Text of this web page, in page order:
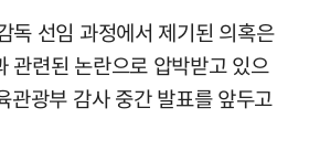
독 선임 과정에서 제기된 의혹은
관련된 논란으로 압박받고 있으
관광부 감사 중간 발표를 앞두고